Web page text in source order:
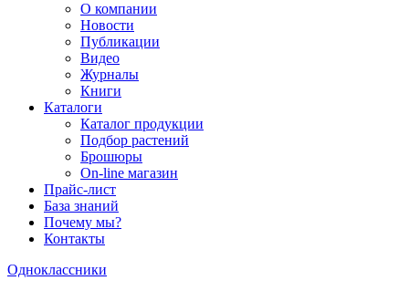
О компании
Новости
Публикации
Видео
Журналы
Книги
Каталоги
Каталог продукции
Подбор растений
Брошюры
On-line магазин
Прайс-лист
База знаний
Почему мы?
Контакты
Одноклассники